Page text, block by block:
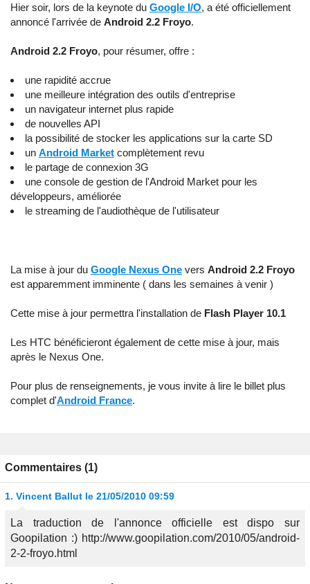
Hier soir, lors de la keynote du Google I/O, a été officiellement
annoncé l'arrivée de Android 2.2 Froyo.
Android 2.2 Froyo, pour résumer, offre :
une rapidité accrue
une meilleure intégration des outils d'entreprise
un navigateur internet plus rapide
de nouvelles API
la possibilité de stocker les applications sur la carte SD
un Android Market complètement revu
le partage de connexion 3G
une console de gestion de l'Android Market pour les
développeurs, améliorée
le streaming de l'audiothèque de l'utilisateur
La mise à jour du Google Nexus One vers Android 2.2 Froyo
est apparemment imminente ( dans les semaines à venir )
Cette mise à jour permettra l'installation de Flash Player 10.1
Les HTC bénéficieront également de cette mise à jour, mais
après le Nexus One.
Pour plus de renseignements, je vous invite à lire le billet plus
complet d'Android France.
Commentaires (1)
1. Vincent Ballut le 21/05/2010 09:59
La traduction de l'annonce officielle est dispo sur
Goopilation :) http://www.goopilation.com/2010/05/android-
2-2-froyo.html